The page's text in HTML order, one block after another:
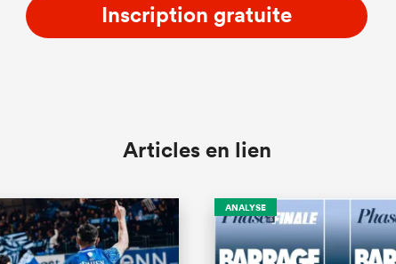
Inscription gratuite
Articles en lien
ANALYSE